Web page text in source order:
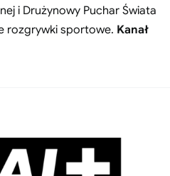
i Drużynowy Puchar Świata
rozgrywki sportowe. Kanał